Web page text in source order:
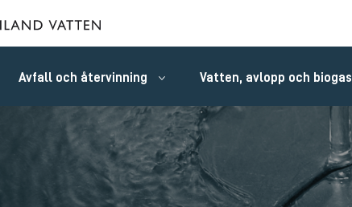
Avfall och återvinning Vatten, avlopp och biogas